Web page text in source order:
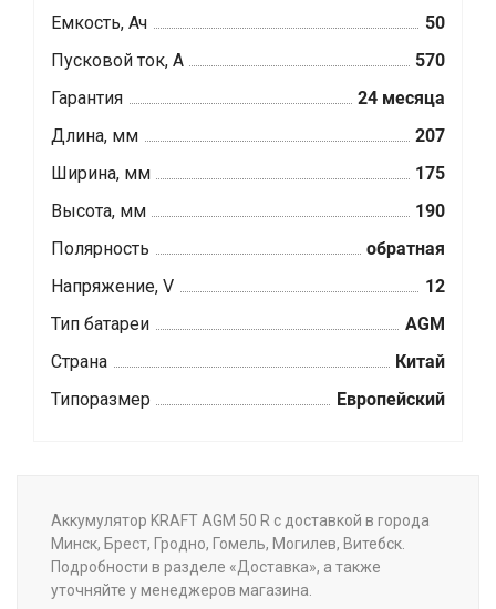
Емкость, Ач
50
Пусковой ток, А
570
Гарантия
24 месяца
Длина, мм
207
Ширина, мм
175
Высота, мм
190
Полярность
обратная
Напряжение, V
12
Тип батареи
AGM
Страна
Китай
Типоразмер
Европейский
Аккумулятор KRAFT AGM 50 R с доставкой в города
Минск, Брест, Гродно, Гомель, Могилев, Витебск.
Подробности в разделе «Доставка», а также
уточняйте у менеджеров магазина.